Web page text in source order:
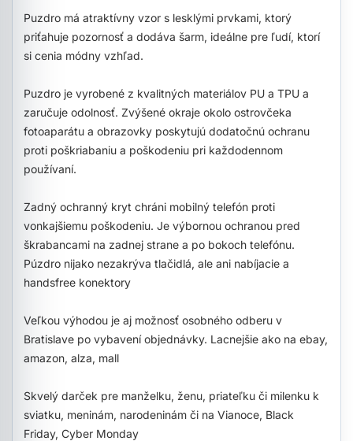
Puzdro má atraktívny vzor s lesklými prvkami, ktorý
priťahuje pozornosť a dodáva šarm, ideálne pre ľudí, ktorí
si cenia módny vzhľad.
Puzdro je vyrobené z kvalitných materiálov PU a TPU a
zaručuje odolnosť. Zvýšené okraje okolo ostrovčeka
fotoaparátu a obrazovky poskytujú dodatočnú ochranu
proti poškriabaniu a poškodeniu pri každodennom
používaní.
Zadný ochranný kryt chráni mobilný telefón proti
vonkajšiemu poškodeniu. Je výbornou ochranou pred
škrabancami na zadnej strane a po bokoch telefónu.
Púzdro nijako nezakrýva tlačidlá, ale ani nabíjacie a
handsfree konektory
Veľkou výhodou je aj možnosť osobného odberu v
Bratislave po vybavení objednávky. Lacnejšie ako na ebay,
amazon, alza, mall
Skvelý darček pre manželku, ženu, priateľku či milenku k
sviatku, meninám, narodeninám či na Vianoce, Black
Friday, Cyber Monday